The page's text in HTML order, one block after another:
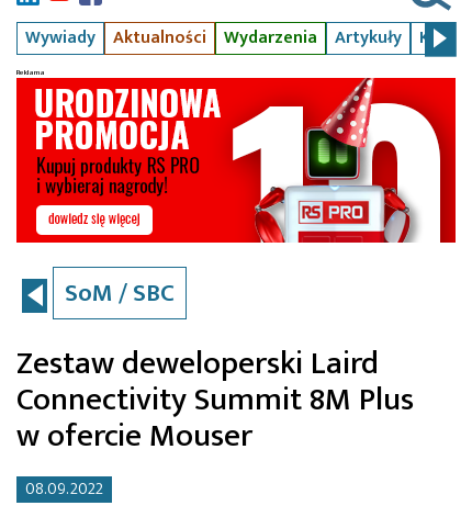
Wywiady Aktualności Wydarzenia Artykuły Kursy
SoM / SBC
Zestaw deweloperski Laird
Connectivity Summit 8M Plus
w ofercie Mouser
08.09.2022